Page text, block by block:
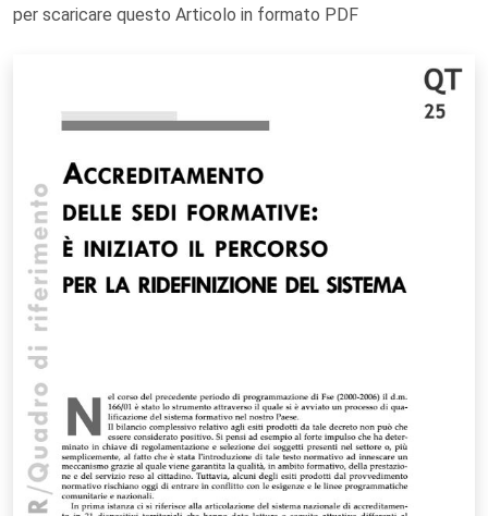
per scaricare questo Articolo in formato PDF